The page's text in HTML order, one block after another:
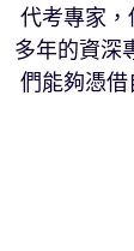
代考專家
多年的資深
們能夠憑